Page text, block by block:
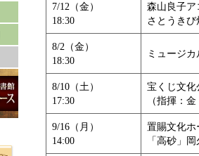
7/12（金）
18:30
森山良子ア
さとうき
8/2（金）
18:30
ミュージ
8/10（土）
17:30
宝くじ文
（指揮：
9/16（月）
14:00
置賜文化
「高砂」